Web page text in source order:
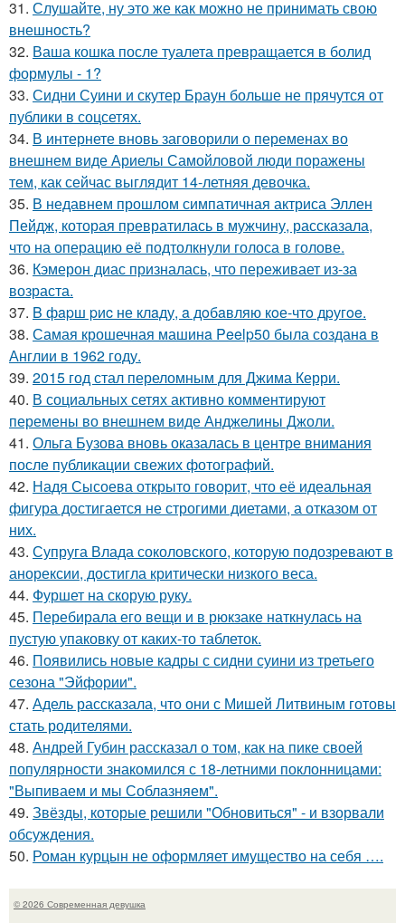
31. Слушайте, ну это же как можно не принимать свою
внешность?
32. Ваша кошка после туалета превращается в болид
формулы - 1?
33. Сидни Суини и скутер Браун больше не прячутся от
публики в соцсетях.
34. В интернете вновь заговорили о переменах во
внешнем виде Ариелы Самойловой люди поражены
тем, как сейчас выглядит 14-летняя девочка.
35. В недавнем прошлом симпатичная актриса Эллен
Пейдж, которая превратилась в мужчину, рассказала,
что на операцию её подтолкнули голоса в голове.
36. Кэмерон диас призналась, что переживает из-за
возраста.
37. B фapш pиc не клaду, a дoбaвляю кoе-чтo дpугoe.
38. Самая крошечная машинa Peelp50 была созданa в
Англии в 1962 году.
39. 2015 год стал переломным для Джима Керри.
40. В социальных сетях активно комментируют
перемены во внешнем виде Анджелины Джоли.
41. Ольга Бузова вновь оказалась в центре внимания
после публикации свежих фотографий.
42. Надя Сысоева открыто говорит, что её идеальная
фигура достигается не строгими диетами, а отказом от
них.
43. Супруга Влада соколовского, которую подозревают в
анорексии, достигла критически низкого веса.
44. Фуршет на скорую руку.
45. Перебирала его вещи и в рюкзаке наткнулась на
пустую упаковку от каких-то таблеток.
46. Появились новые кадры с сидни суини из третьего
сезона "Эйфории".
47. Адель рассказала, что они с Мишей Литвиным готовы
стать родителями.
48. Андрей Губин рассказал о том, как на пике своей
популярности знакомился с 18-летними поклонницами:
"Выпиваем и мы Соблазняем".
49. Звёзды, которые решили "Обновиться" - и взорвали
обсуждения.
50. Роман курцын не оформляет имущество на себя ….
© 2026 Современная девушка